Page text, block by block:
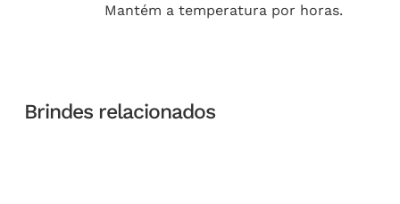
Mantém a temperatura por horas.
Brindes relacionados